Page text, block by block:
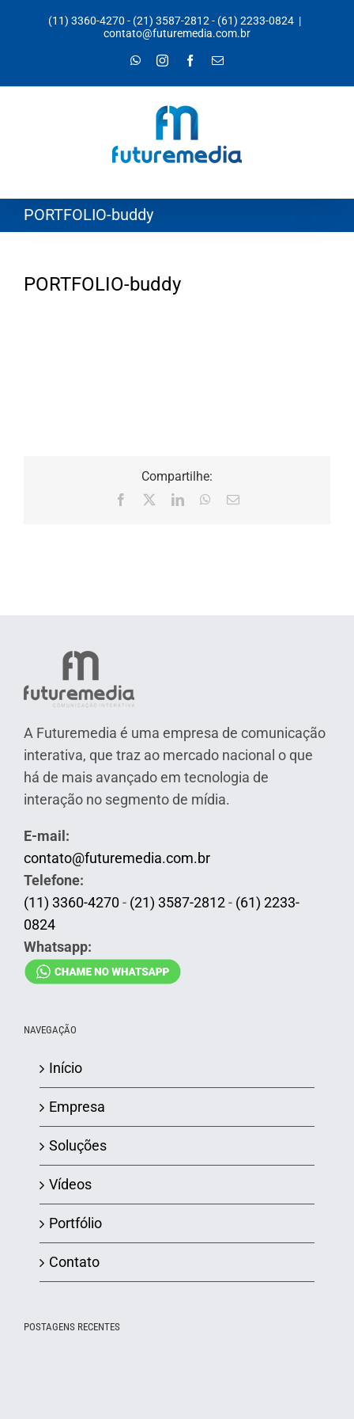
(11) 3360-4270 - (21) 3587-2812- (61) 2233-0824 |
contato@futuremedia.com.br
WhatsAppInstagramFacebook
E-
PORTFOLIO-buddy
PORTFOLIO-buddy
Compartilhe:
Facebook LinkedInWhatsApp
E-
A Futuremedia é uma empresa de comunicação
interativa, que traz ao mercado nacional o que
há de mais avançado em tecnologia de
interação no segmento de mídia.
E-mail:
contato@futuremedia.com.br
Telefone:
(11) 3360-4270 - (21) 3587-2812- (61) 2233-
0824
Whatsapp:
NAVEGAÇÃO
Início
Empresa
Soluções
Vídeos
Portfólio
Contato
POSTAGENS RECENTES